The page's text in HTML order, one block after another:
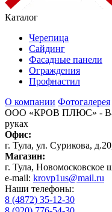
Каталог
Черепица
Сайдинг
Фасадные панели
Ограждения
Профнастил
О компании Фотогалерея
ООО «КРОВ ПЛЮС» -
руках
Офис:
г. Тула, ул. Сурикова,
Магазин:
г. Тула, Новомосковское
e-mail: krovp1us@mail.ru
Наши телефоны:
8 (4872) 35-12-30